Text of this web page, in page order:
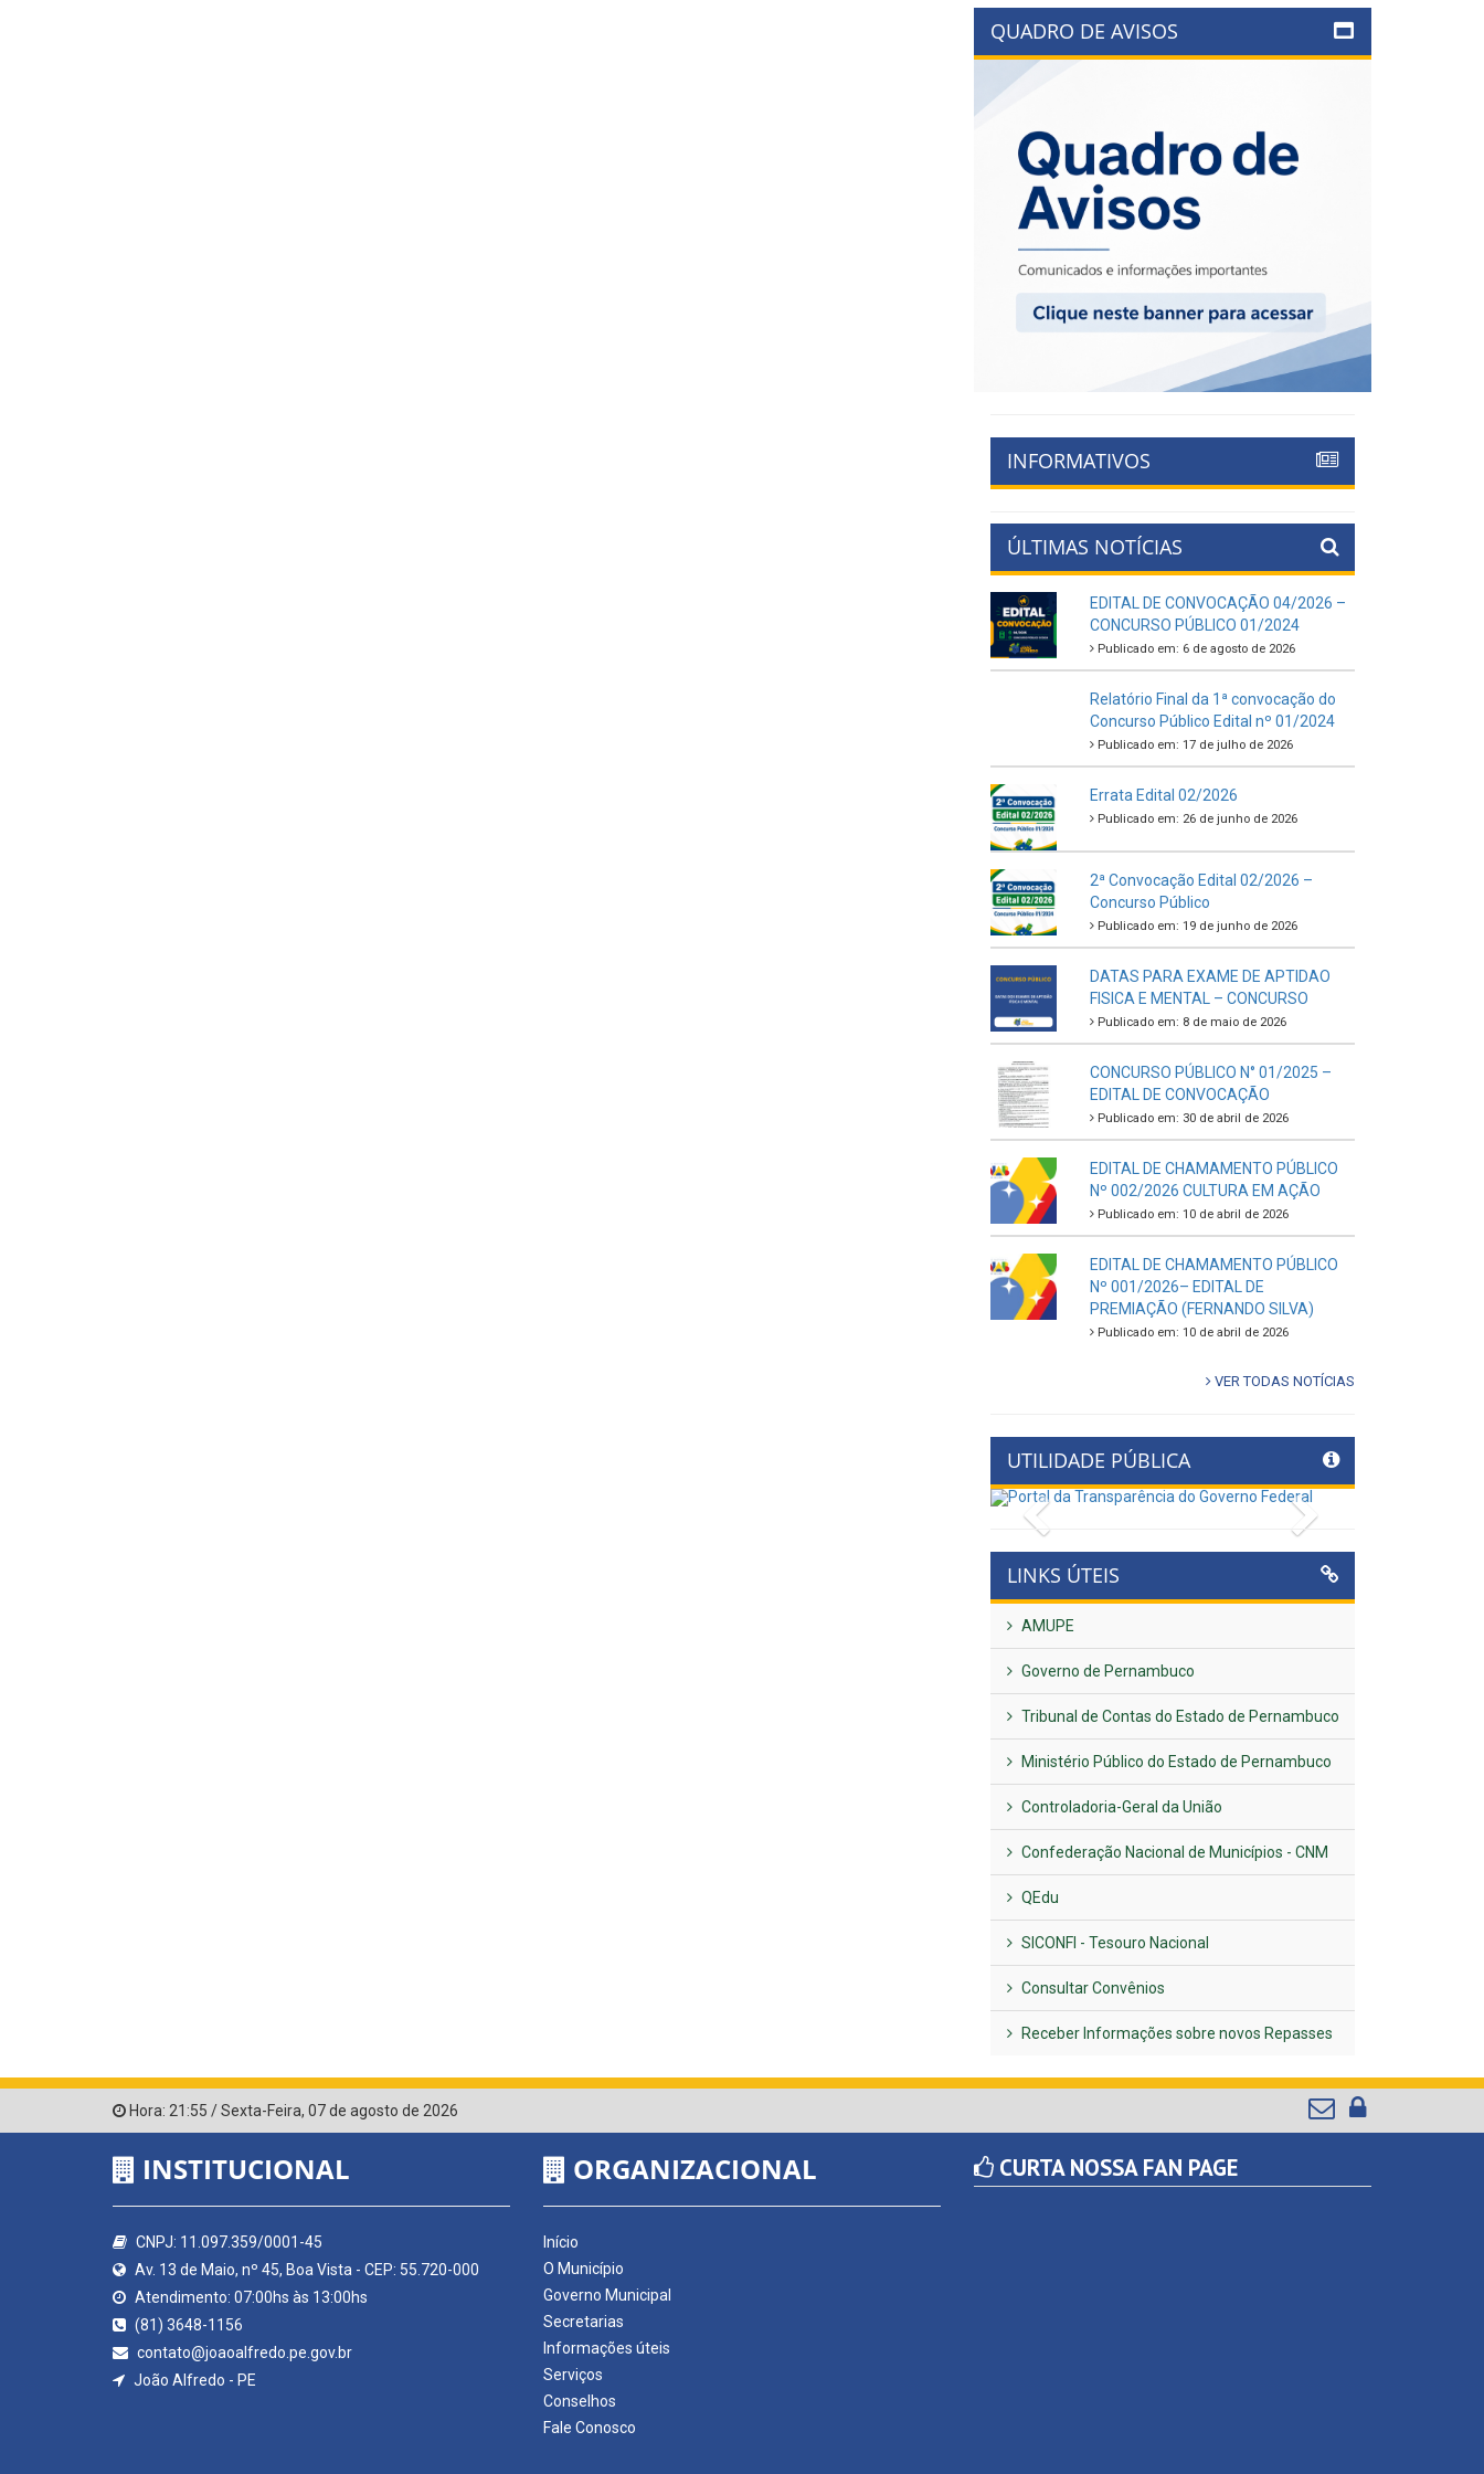
QUADRO DE AVISOS
INFORMATIVOS
ÚLTIMAS NOTÍCIAS
EDITAL DE CONVOCAÇÃO 04/2026 –
CONCURSO PÚBLICO 01/2024
Publicado em: 6 de agosto de 2026
Relatório Final da 1ª convocação do
Concurso Público Edital nº 01/2024
Publicado em: 17 de julho de 2026
Errata Edital 02/2026
Publicado em: 26 de junho de 2026
2ª Convocação Edital 02/2026 –
Concurso Público
Publicado em: 19 de junho de 2026
DATAS PARA EXAME DE APTIDAO
FISICA E MENTAL – CONCURSO
Publicado em: 8 de maio de 2026
CONCURSO PÚBLICO N° 01/2025 –
EDITAL DE CONVOCAÇÃO
Publicado em: 30 de abril de 2026
EDITAL DE CHAMAMENTO PÚBLICO
Nº 002/2026 CULTURA EM AÇÃO
Publicado em: 10 de abril de 2026
EDITAL DE CHAMAMENTO PÚBLICO
Nº 001/2026– EDITAL DE
PREMIAÇÃO (FERNANDO SILVA)
Publicado em: 10 de abril de 2026
VER TODAS NOTÍCIAS
UTILIDADE PÚBLICA
Previous
LINKS ÚTEIS
AMUPE
Governo de Pernambuco
Tribunal de Contas do Estado de Pernambuco
Ministério Público do Estado de Pernambuco
Controladoria-Geral da União
Confederação Nacional de Municípios - CNM
QEdu
SICONFI - Tesouro Nacional
Consultar Convênios
Receber Informações sobre novos Repasses
Hora: 21:55 /Sexta-Feira, 07 de agosto de 2026
INSTITUCIONAL
CNPJ: 11.097.359/0001-45
Av. 13 de Maio, nº 45, Boa Vista - CEP: 55.720-000
Atendimento: 07:00hs às 13:00hs
(81) 3648-1156
contato@joaoalfredo.pe.gov.br
João Alfredo - PE
ORGANIZACIONAL
Início
O Município
Governo Municipal
Secretarias
Informações úteis
Serviços
Conselhos
Fale Conosco
CURTA NOSSA FAN PAGE